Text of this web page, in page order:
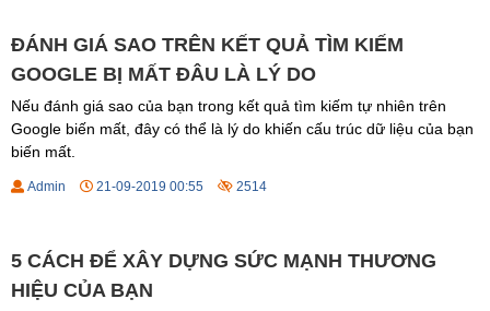
ĐÁNH GIÁ SAO TRÊN KẾT QUẢ TÌM KIẾM
GOOGLE BỊ MẤT ĐÂU LÀ LÝ DO
Nếu đánh giá sao của bạn trong kết quả tìm kiếm tự nhiên trên
Google biến mất, đây có thể là lý do khiến cấu trúc dữ liệu của bạn
biến mất.
Admin 21-09-2019 00:55 2514
5 CÁCH ĐỂ XÂY DỰNG SỨC MẠNH THƯƠNG
HIỆU CỦA BẠN